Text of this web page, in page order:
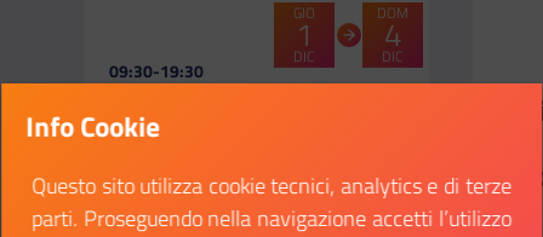
GIO
1
DIC
DOM
4
DIC
CATEGORIA:
09:30-19:30
Concorso delle Arti e
della Cultura “Italia è
Cultura”
Caserta Roma
Info Cookie
Questo sito utilizza cookie tecnici, analytics e di terze
parti. Proseguendo nella navigazione accetti l’utilizzo